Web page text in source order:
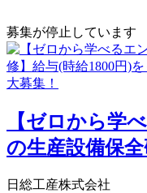
募集が停止しています
【ゼロから学
の生産設備保
日総工産株式会社